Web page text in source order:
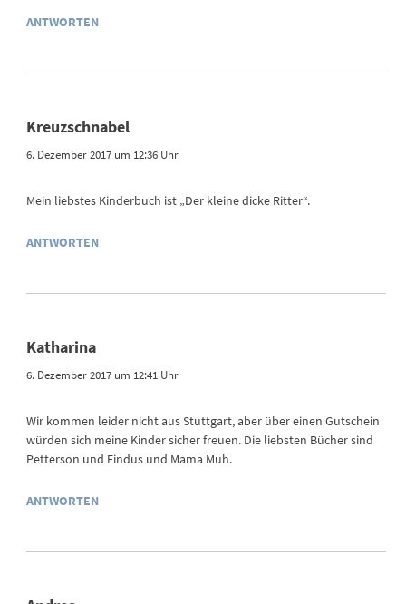
ANTWORTEN
Kreuzschnabel
6. Dezember 2017 um 12:36 Uhr
Mein liebstes Kinderbuch ist „Der kleine dicke Ritter“.
ANTWORTEN
Katharina
6. Dezember 2017 um 12:41 Uhr
Wir kommen leider nicht aus Stuttgart, aber über einen Gutschein
würden sich meine Kinder sicher freuen. Die liebsten Bücher sind
Petterson und Findus und Mama Muh.
ANTWORTEN